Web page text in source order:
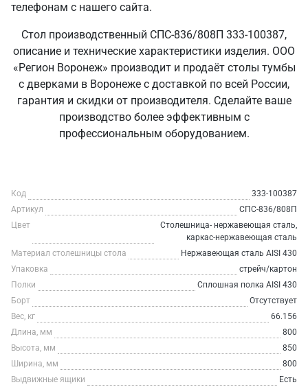
телефонам с нашего сайта.
Стол производственный СПС-836/808П 333-100387,
описание и технические характеристики изделия. ООО
«Регион Воронеж» производит и продаёт столы тумбы
с дверками в Воронеже с доставкой по всей России,
гарантия и скидки от производителя. Сделайте ваше
производство более эффективным с
профессиональным оборудованием.
Код
333-100387
Артикул
СПС-836/808П
Цвет
Столешница- нержавеющая сталь,
каркас-нержавеющая сталь
Материал столешницы стола
Нержавеющая сталь AISI 430
Упаковка
стрейч/картон
Полки
Сплошная полка AISI 430
Борт
Отсутствует
Вес, кг
66.156
Длина, мм
800
Высота, мм
850
Ширина, мм
800
Выдвижные ящики
Есть